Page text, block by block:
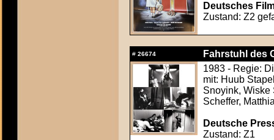
Deutsches
Zustand: Z2
# 26674
Fahrstuhl des
1983 - Regie:
mit: Huub
Snoyink, Wiske
Scheffer,
Deutsche
Zustand: Z1